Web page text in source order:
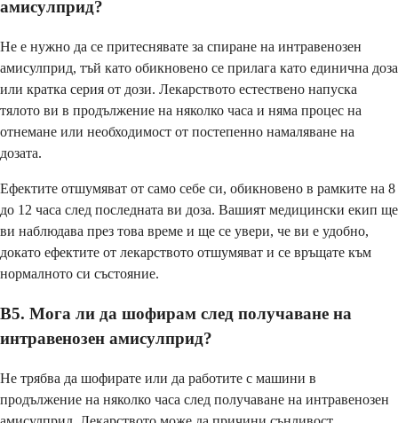
амисулприд?
Не е нужно да се притеснявате за спиране на интравенозен
амисулприд, тъй като обикновено се прилага като единична доза
или кратка серия от дози. Лекарството естествено напуска
тялото ви в продължение на няколко часа и няма процес на
отнемане или необходимост от постепенно намаляване на
дозата.
Ефектите отшумяват от само себе си, обикновено в рамките на 8
до 12 часа след последната ви доза. Вашият медицински екип ще
ви наблюдава през това време и ще се увери, че ви е удобно,
докато ефектите от лекарството отшумяват и се връщате към
нормалното си състояние.
В5. Мога ли да шофирам след получаване на
интравенозен амисулприд?
Не трябва да шофирате или да работите с машини в
продължение на няколко часа след получаване на интравенозен